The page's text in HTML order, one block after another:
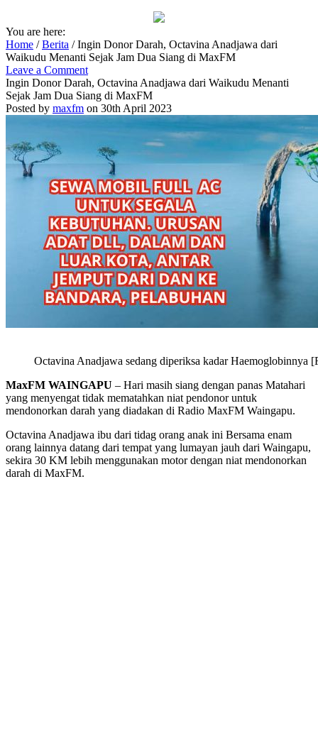
You are here:
Home /Berita /Ingin Donor Darah, Octavina Anadjawa dari
Waikudu Menanti Sejak Jam Dua Siang di MaxFM
Leave a Comment
Ingin Donor Darah, Octavina Anadjawa dari Waikudu Menanti
Sejak Jam Dua Siang di MaxFM
Posted by maxfm on 30th April 2023
Octavina Anadjawa sedang diperiksa kadar Haemoglobinnya
MaxFM WAINGAPU – Hari masih siang dengan panas Matahari
yang menyengat tidak mematahkan niat pendonor untuk
mendonorkan darah yang diadakan di Radio MaxFM Waingapu.
Octavina Anadjawa ibu dari tidag orang anak ini Bersama enam
orang lainnya datang dari tempat yang lumayan jauh dari Waingapu,
sekira 30 KM lebih menggunakan motor dengan niat mendonorkan
darah di MaxFM.